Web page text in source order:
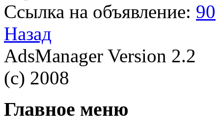
Ссылка на объявление: 90
Назад
AdsManager Version 2.2
(c) 2008
Главное меню